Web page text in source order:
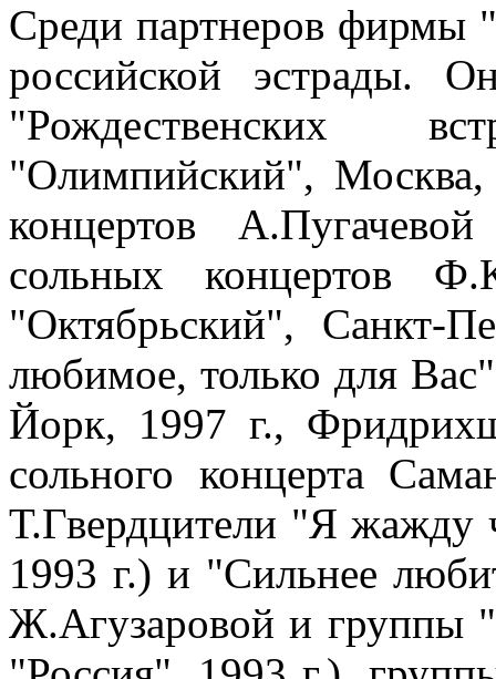
Среди партнеров фирмы
российской эстрады.
"Рождественских
"Олимпийский", Москва,
концертов
сольных концертов
"Октябрьский", Санкт-
любимое, только для
Йорк, 1997 г.,
сольного концерта
Т.Гвердцители "Я
1993 г.) и "Сильнее
Ж.Агузаровой и группы